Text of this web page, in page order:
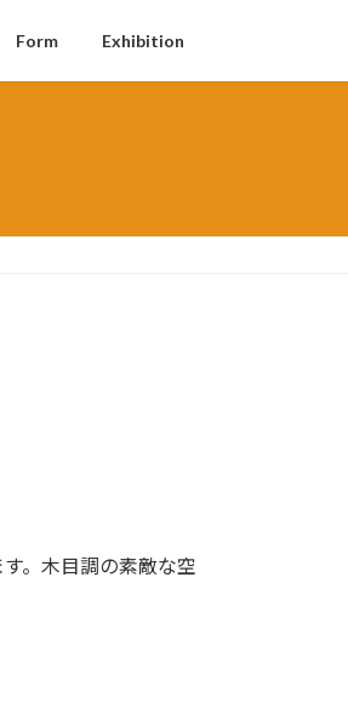
Form Exhibition
。木目調の素敵な空